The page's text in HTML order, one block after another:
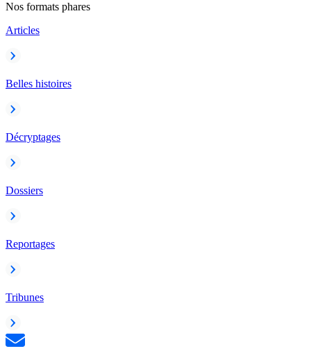
Nos formats phares
Articles
Belles histoires
Décryptages
Dossiers
Reportages
Tribunes